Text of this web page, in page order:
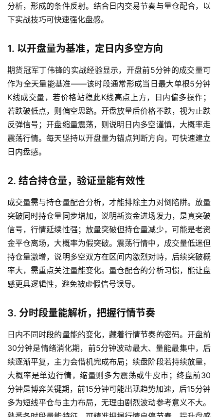
页
内
盘
期
货
外
分析，形成的条件反射。结合日内交易节奏与量仓配合，以
下实战技巧可快速强化盘感。
1. 以开盘量为基准，定日内多空方向
期货冠军丁伟锋的实战经验显示，开盘前5分钟的成交量可
作为全天量能基准——该时段通常形成当日最大单根5分钟
K线成交量，若价格站稳此K线高点上方，日内偏多操作；
若跌破低点，则偏空思路。开盘放量后价格不跌，视为止跌
反弹信号；开盘缩量震荡，则说明日内多空谨慎，大概率走
震荡行情。每天坚持以开盘量为锚点判断方向，可快速建立
日内盘感。
2. 结合持仓量，验证量能有效性
成交量需与持仓量配合分析，才能排除主力对倒陷阱。放量
突破同时持仓量同步增加，说明新资金进场发力，是真突破
信号，行情延续性强；放量突破但持仓量减少，可能是老资
金平仓离场，大概率为假突破。震荡行情中，成交量低迷但
持仓量激增，说明多空双方在区间内激烈对峙，后续突破概
率大，需重点关注量能变化。量仓配合的分析习惯，能让盘
感更具逻辑性，避免被虚假信号误导。
3. 分时段量能解析，把握行情节奏
日内不同时段的量能的变化，藏着行情节奏的密码。开盘前
30分钟是情绪消化期，前5分钟波动最大、量能最集中，后
续逐渐平复，主力会借机完成布局；续盘阶段若持续放量，
大概率是单边行情，缩量则多为震荡或牛皮市；终盘前30
分钟是博弈关键期，前15分钟可能出现趋势加速，后15分钟
多为短线平仓与主力布局，无理由剧烈波动参考意义不大。